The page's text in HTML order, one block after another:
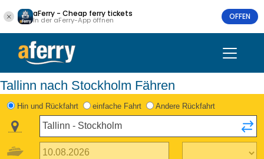
aFerry - Cheap ferry tickets
In der aFerry-App öffnen OFFEN
Tallinn nach Stockholm Fähren
Hin und Rückfahrt einfache Fahrt Andere Rückfahrt